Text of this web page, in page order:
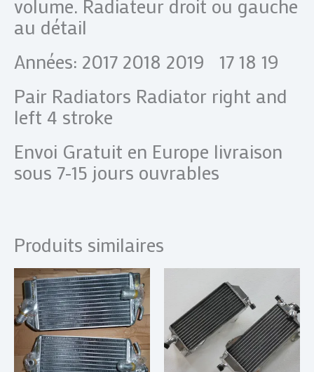
volume. Radiateur droit ou gauche
au détail
Années: 2017 2018 2019 17 18 19
Pair Radiators Radiator right and
left 4 stroke
Envoi Gratuit en Europe livraison
sous 7-15 jours ouvrables
Produits similaires
Plage
de
prix :
€ 65,00
à
€ 205,00
Ce
produit
a
plusieurs
variations.
prix :
€ 69,00
à
€ 210,00
a